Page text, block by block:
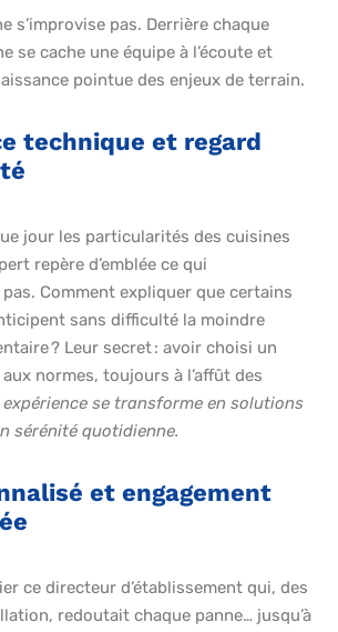
s’improvise pas. Derrière chaque
se cache une équipe à l’écoute et
pointue des enjeux de terrain.
technique et regard
jour les particularités des cuisines
repère d’emblée ce qui
Comment expliquer que certains
sans difficulté la moindre
? Leur secret : avoir choisi un
normes, toujours à l’affût des
expérience se transforme en solutions
sérénité quotidienne.
et engagement
ce directeur d’établissement qui, des
redoutait chaque panne… jusqu’à